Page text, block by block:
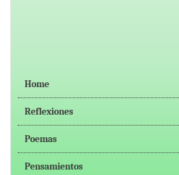
Home
Reflexiones
Poemas
Pensamientos